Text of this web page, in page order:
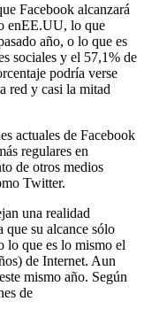
Facebook alcanzará
enEE.UU, lo que
año, o lo que es
sociales y el 57,1% de
podría verse
red y casi la mitad
actuales de Facebook
regulares en
de otros medios
Twitter.
una realidad
que su alcance sólo
lo que es lo mismo el
de Internet. Aun
mismo año. Según
de